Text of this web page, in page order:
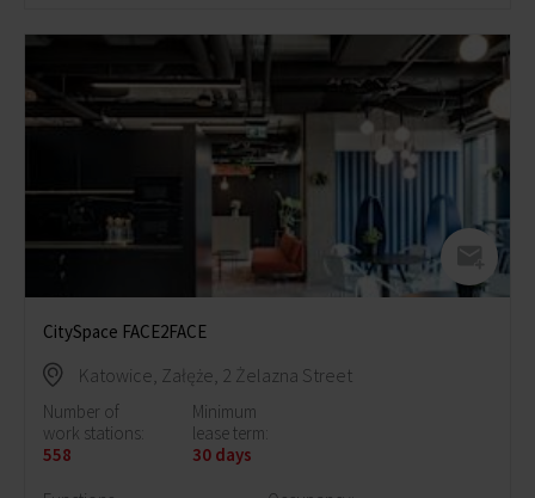
CitySpace FACE2FACE
Katowice, Załęże, 2 Żelazna Street
Number of
work stations:
558
Minimum
lease term:
30 days